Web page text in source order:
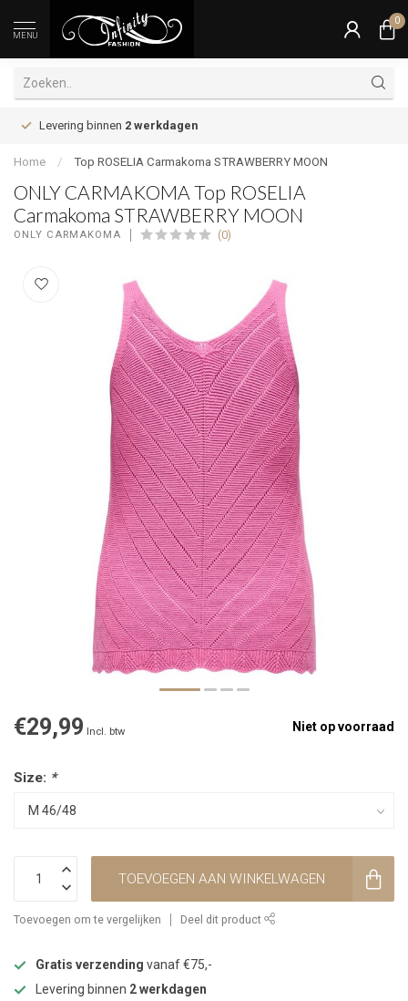
MENU
0
Levering binnen 2 werkdagen
Home / Top ROSELIA Carmakoma STRAWBERRY MOON
ONLY CARMAKOMA Top ROSELIA
Carmakoma STRAWBERRY MOON
ONLY CARMAKOMA (0)
€29,99 Incl. btw Niet op voorraad
Size: *
TOEVOEGEN AAN WINKELWAGEN
Toevoegen om te vergelijken Deel dit product
Gratis verzending vanaf €75,-
Levering binnen 2 werkdagen